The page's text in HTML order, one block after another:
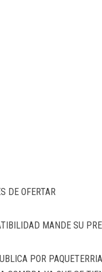
DE OFERTAR
MANDE SU
POR